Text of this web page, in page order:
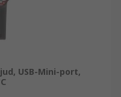
USB-Mini-port,